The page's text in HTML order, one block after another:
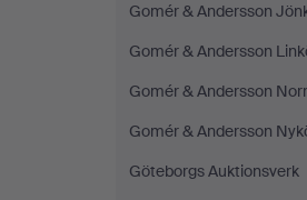
Gomér & Andersson
Gomér & Andersson
Gomér & Andersson
Gomér & Andersson
Göteborgs Auktionsverk